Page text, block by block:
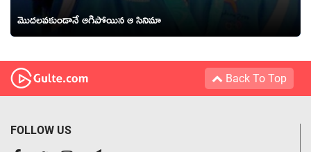
మొద‌ల‌వ‌కుండానే ఆగిపోయిన ఆ సినిమా
Back To Top
FOLLOW US